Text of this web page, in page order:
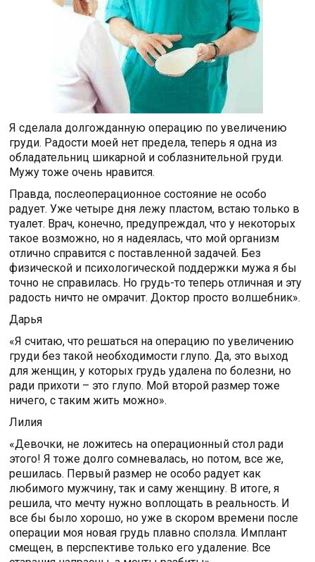
Я сделала долгожданную операцию по увеличению
груди. Радости моей нет предела, теперь я одна из
обладательниц шикарной и соблазнительной груди.
Мужу тоже очень нравится.
Правда, послеоперационное состояние не особо
радует. Уже четыре дня лежу пластом, встаю только в
туалет. Врач, конечно, предупреждал, что у некоторых
такое возможно, но я надеялась, что мой организм
отлично справится с поставленной задачей. Без
физической и психологической поддержки мужа я бы
точно не справилась. Но грудь-то теперь отличная и эту
радость ничто не омрачит. Доктор просто волшебник».
Дарья
«Я считаю, что решаться на операцию по увеличению
груди без такой необходимости глупо. Да, это выход
для женщин, у которых грудь удалена по болезни, но
ради прихоти – это глупо. Мой второй размер тоже
ничего, с таким жить можно».
Лилия
«Девочки, не ложитесь на операционный стол ради
этого! Я тоже долго сомневалась, но потом, все же,
решилась. Первый размер не особо радует как
любимого мужчину, так и саму женщину. В итоге, я
решила, что мечту нужно воплощать в реальность. И
все бы было хорошо, но уже в скором времени после
операции моя новая грудь плавно сползла. Имплант
смещен, в перспективе только его удаление. Все